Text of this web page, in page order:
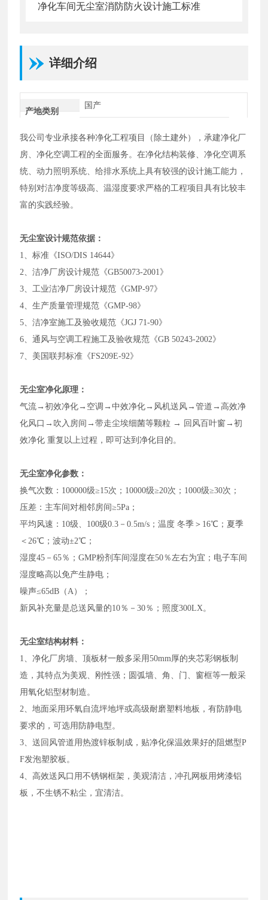
净化车间无尘室消防防火设计施工标准
详细介绍
产地类别
国产
我公司专业承接各种净化工程项目（除土建外），承建净化厂
房、净化空调工程的全面服务。在净化结构装修、净化空调系
统、动力照明系统、给排水系统上具有较强的设计施工能力，
特别对洁净度等级高、温湿度要求严格的工程项目具有比较丰
富的实践经验。
无尘室设计规范依据：
1、标准《ISO/DIS 14644》
2、洁净厂房设计规范《GB50073-2001》
3、工业洁净厂房设计规范《GMP-97》
4、生产质量管理规范《GMP-98》
5、洁净室施工及验收规范《JGJ 71-90》
6、通风与空调工程施工及验收规范《GB 50243-2002》
7、美国联邦标准《FS209E-92》
无尘室净化原理：
气流→初效净化→空调→中效净化→风机送风→管道→高效净
化风口→吹入房间→带走尘埃细菌等颗粒 → 回风百叶窗→初
效净化 重复以上过程，即可达到净化目的。
无尘室净化参数：
换气次数：100000级≥15次；10000级≥20次；1000级≥30次；
压差：主车间对相邻房间≥5Pa；
平均风速：10级、100级0.3－0.5m/s；温度 冬季＞16℃；夏季
＜26℃；波动±2℃；
湿度45－65％；GMP粉剂车间湿度在50％左右为宜；电子车间
湿度略高以免产生静电；
噪声≤65dB（A）；
新风补充量是总送风量的10％－30％；照度300LX。
无尘室结构材料：
1、净化厂房墙、顶板材一般多采用50mm厚的夹芯彩钢板制
造，其特点为美观、刚性强；圆弧墙、角、门、窗框等一般采
用氧化铝型材制造。
2、地面采用环氧自流坪地坪或高级耐磨塑料地板，有防静电
要求的，可选用防静电型。
3、送回风管道用热渡锌板制成，贴净化保温效果好的阻燃型P
F发泡塑胶板。
4、高效送风口用不锈钢框架，美观清洁，冲孔网板用烤漆铝
板，不生锈不粘尘，宜清洁。